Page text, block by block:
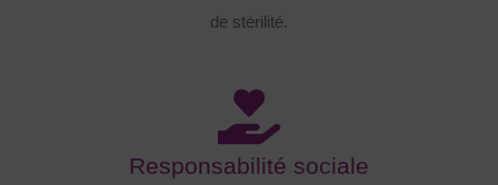
de stérilité.
Responsabilité sociale